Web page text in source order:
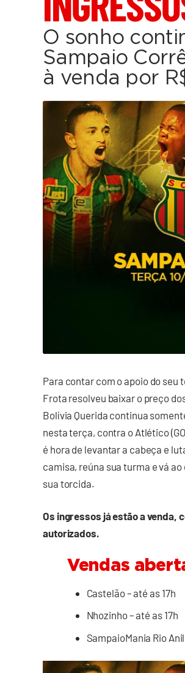
O sonho
Sampaio
à venda por
Para contar com o apoio do
Frota resolveu baixar o preço
Bolívia Querida continua
nesta terça, contra o Atlético
é hora de levantar a cabeça e
camisa, reúna sua turma e vá
sua torcida.
Os ingressos já estão a venda,
autorizados.
Vendas
Castelão – até as 17h
Nhozinho – até as 17h
SampaioMania Rio